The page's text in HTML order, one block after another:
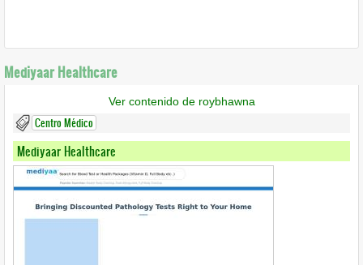
Mediyaar Healthcare
Ver contenido de roybhawna
Centro Médico
Mediyaar Healthcare